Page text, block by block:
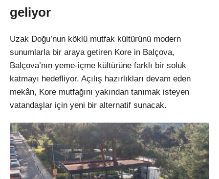
geliyor
Uzak Doğu’nun köklü mutfak kültürünü modern
sunumlarla bir araya getiren Kore in Balçova,
Balçova’nın yeme-içme kültürüne farklı bir soluk
katmayı hedefliyor. Açılış hazırlıkları devam eden
mekân, Kore mutfağını yakından tanımak isteyen
vatandaşlar için yeni bir alternatif sunacak.